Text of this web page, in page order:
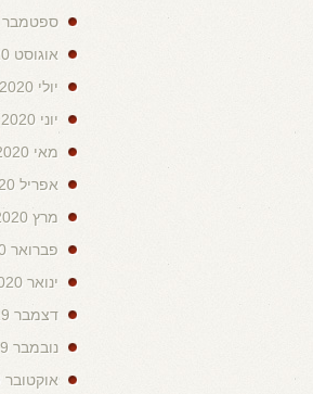
ספטמבר 2020
אוגוסט 2020
יולי 2020
יוני 2020
מאי 2020
אפריל 2020
מרץ 2020
פברואר 2020
ינואר 2020
דצמבר 2019
נובמבר 2019
אוקטובר 2019